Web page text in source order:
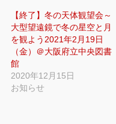
ま
す)
ウ
ィ
ン
ド
ウ
で
開
ま
す)
【終了】冬の天体観望会～
大型望遠鏡で冬の星空と月
を観よう2021年2月19日
（金）＠大阪府立中央図書
館
2020年12月15日
お知らせ